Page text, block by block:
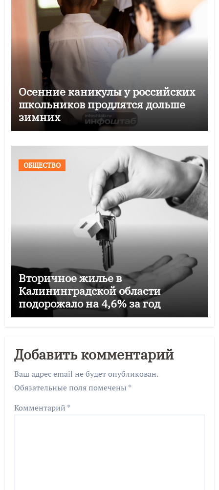
Осенние каникулы у российских
школьников продлятся дольше
зимних
ОБЩЕСТВО
Вторичное жилье в
Калининградской области
подорожало на 4,6% за год
Добавить комментарий
Ваш адрес email не будет опубликован.
Обязательные поля помечены *
Комментарий *